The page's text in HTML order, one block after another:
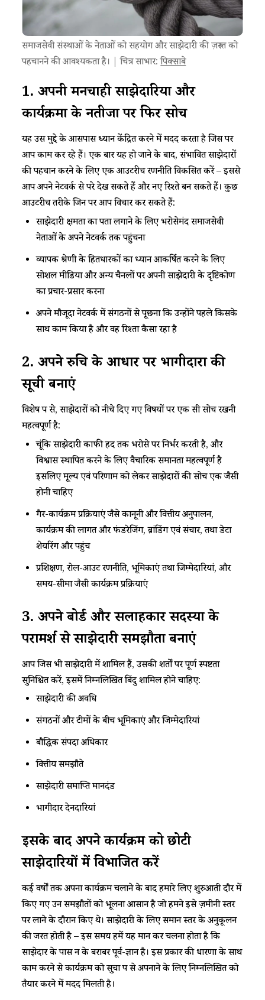
समाजसेवी संस्थाओं के नेताओं को सहयोग और साझेदारी की ज़रूरत को
पहचानने की आवश्यकता है। | चित्र साभार:पिक्साबे
1. अपनीमनचाहीसाझेदारियोंऔर
कार्यक्रमोंकेनतीजों परफिरसोचें
यह उस मुद्दे के आसपास ध्यान केंद्रित करने में मदद करता है जिस पर
आप काम कर रहे हैं। एक बार यह हो जाने के बाद, संभावित साझेदारों
की पहचान करने के लिए एक आउटरीच रणनीति विकसित करें – इससे
आप अपने नेटवर्क से परे देख सकते हैं और नए रिश्ते बन सकते हैं। कुछ
आउटरीच तरीके जिन पर आप विचार कर सकते हैं:
साझेदारी क्षमता का पता लगाने के लिए भरोसेमंद समाजसेवी
नेताओं के अपने नेटवर्क तक पहुंचना
व्यापक श्रेणी के हितधारकों का ध्यान आकर्षित करने के लिए
सोशल मीडिया और अन्य चैनलों पर अपनी साझेदारी के दृष्टिकोण
का प्रचार-प्रसार करना
अपने मौजूदा नेटवर्क में संगठनों से पूछना कि उन्होंने पहले किसके
साथ काम किया है और वह रिश्ता कैसा रहा है
2.अपनेरुचिकेआधारपर भागीदारोंकी
सूचीबनाएं
विशेष रूप से, साझेदारों को नीचे दिए गए विषयों पर एक सी सोच रखनी
महत्वपूर्ण है:
चूंकि साझेदारी काफी हद तक भरोसे पर निर्भर करती है, और
विश्वास स्थापित करने के लिए वैचारिक समानता महत्वपूर्ण है
इसलिए मूल्य एवं परिणाम को लेकर साझेदारों की सोच एक जैसी
होनी चाहिए
गैर-कार्यक्रम प्रक्रियाएं जैसे कानूनी और वित्तीय अनुपालन,
कार्यक्रम की लागत और फंडरेजिंग, ब्रांडिंग एवं संचार, तथा डेटा
शेयरिंग और पहुंच
प्रशिक्षण, रोल-आउट रणनीति, भूमिकाएं तथा जिम्मेदारियां, और
समय-सीमा जैसी कार्यक्रम प्रक्रियाएं
3.अपनेबोर्डऔरसलाहकारसदस्योंके
परामर्शसेसाझेदारीसमझौताबनाएं
आप जिस भी साझेदारी में शामिल हैं, उसकी शर्तों पर पूर्ण स्पष्टता
सुनिश्चित करें, इसमें निम्नलिखित बिंदु शामिल होने चाहिए:
साझेदारी की अवधि
संगठनों और टीमों के बीच भूमिकाएं और जिम्मेदारियां
बौद्धिक संपदा अधिकार
वित्तीय समझौते
साझेदारी समाप्ति मानदंड
भागीदार देनदारियां
इसके बाद अपनेकार्यक्रमकोछोटी
साझेदारियोंमेंविभाजितकरें
कई वर्षों तक अपना कार्यक्रम चलाने के बाद हमारे लिए शुरुआती दौर में
किए गए उन समझौतों को भूलना आसान है जो हमने इसे ज़मीनी स्तर
पर लाने के दौरान किए थे। साझेदारी के लिए समान स्तर के अनुकूलन
की जरूरत होती है – इस समय हमें यह मान कर चलना होता है कि
साझेदार के पास न के बराबर पूर्व-ज्ञान है। इस प्रकार की धारणा के साथ
काम करने से कार्यक्रम को सुचारू रूप से अपनाने के लिए निम्नलिखित को
तैयार करने में मदद मिलती है।